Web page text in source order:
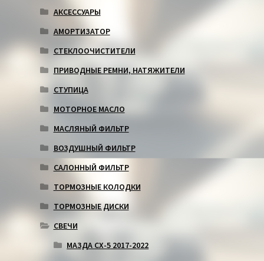
АКСЕССУАРЫ
АМОРТИЗАТОР
СТЕКЛООЧИСТИТЕЛИ
ПРИВОДНЫЕ РЕМНИ, НАТЯЖИТЕЛИ
СТУПИЦА
МОТОРНОЕ МАСЛО
МАСЛЯНЫЙ ФИЛЬТР
ВОЗДУШНЫЙ ФИЛЬТР
САЛОННЫЙ ФИЛЬТР
ТОРМОЗНЫЕ КОЛОДКИ
ТОРМОЗНЫЕ ДИСКИ
СВЕЧИ
МАЗДА СХ-5 2017-2022